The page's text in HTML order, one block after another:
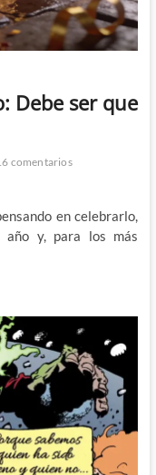
Debe ser que
comentarios
en celebrarlo,
año y, para los más